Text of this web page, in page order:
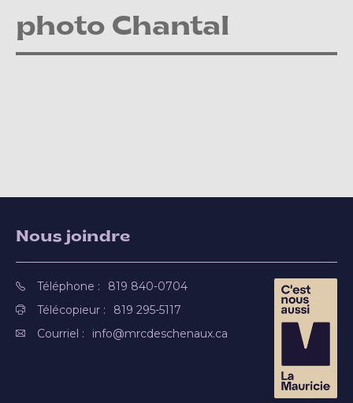
photo Chantal
Nous joindre
Téléphone :
819 840-0704
Télécopieur :
819 295-5117
Courriel :
info@mrcdeschenaux.ca